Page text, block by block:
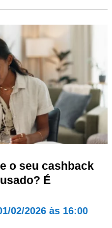
o seu cashback
É
02/2026 às 16:00